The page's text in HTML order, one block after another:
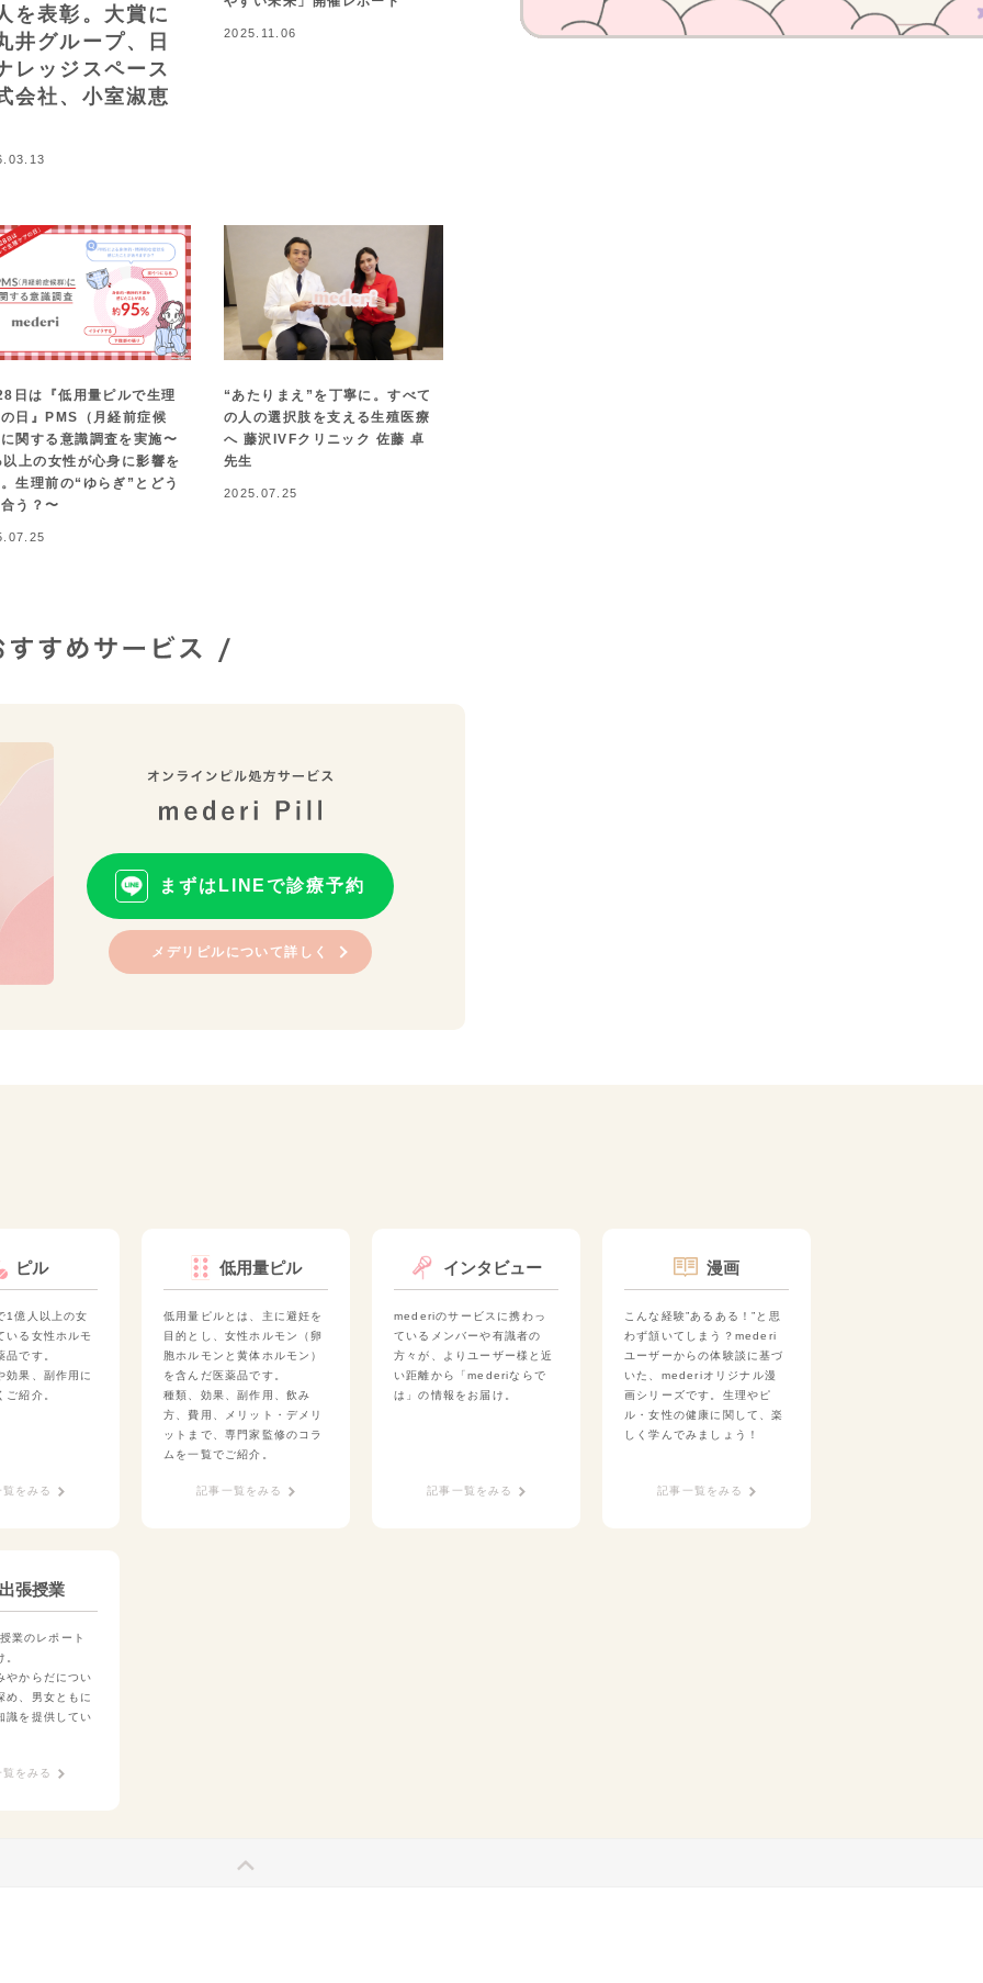
を表彰。大賞に
井グループ、日
レッジスペース
会社、小室淑恵
2025.11.06
日は『低用量ピルで生理
日』PMS（月経前症候
関する意識調査を実施〜
上の女性が心身に影響を
生理前の“ゆらぎ”とどう
う？〜
“あたりまえ”を丁寧に。すべて
の人の選択肢を支える生殖医療
へ 藤沢IVFクリニック 佐藤 卓
先生
2025.07.25
まずはLINEで診療予約
メデリピルについて詳しく
ピル
1億人以上の女
いる女性ホルモ
品です。
効果、副作用に
ご紹介。
をみる
低用量ピル
低用量ピルとは、主に避妊を
目的とし、女性ホルモン（卵
胞ホルモンと黄体ホルモン）
を含んだ医薬品です。
種類、効果、副作用、飲み
方、費用、メリット・デメリ
ットまで、専門家監修のコラ
ムを一覧でご紹介。
記事一覧をみる
インタビュー
mederiのサービスに携わっ
ているメンバーや有識者の
方々が、よりユーザー様と近
い距離から「mederiならで
は」の情報をお届け。
記事一覧をみる
漫画
こんな経験”あるある！”と思
わず頷いてしまう？mederi
ユーザーからの体験談に基づ
いた、mederiオリジナル漫
画シリーズです。生理やピ
ル・女性の健康に関して、楽
しく学んでみましょう！
記事一覧をみる
出張授業
業のレポート
。
やからだについ
め、男女ともに
識を提供してい
をみる